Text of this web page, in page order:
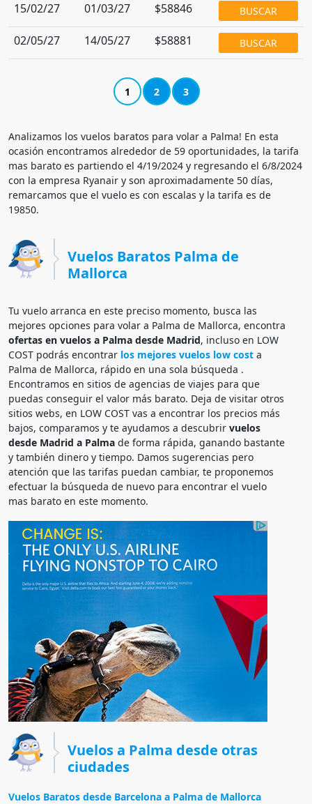
15/02/27 01/03/27 $58846 BUSCAR
02/05/27 14/05/27 $58881 BUSCAR
1 2 3
Analizamos los vuelos baratos para volar a Palma! En esta
ocasión encontramos alrededor de 59 oportunidades, la tarifa
mas barato es partiendo el 4/19/2024 y regresando el 6/8/2024
con la empresa Ryanair y son aproximadamente 50 días,
remarcamos que el vuelo es con escalas y la tarifa es de
19850.
Vuelos Baratos Palma de
Mallorca
Tu vuelo arranca en este preciso momento, busca las
mejores opciones para volar a Palma de Mallorca, encontra
ofertas en vuelos a Palma desde Madrid, incluso en LOW
COST podrás encontrar los mejores vuelos low cost a
Palma de Mallorca, rápido en una sola búsqueda .
Encontramos en sitios de agencias de viajes para que
puedas conseguir el valor más barato. Deja de visitar otros
sitios webs, en LOW COST vas a encontrar los precios más
bajos, comparamos y te ayudamos a descubrir vuelos
desde Madrid a Palma de forma rápida, ganando bastante
y también dinero y tiempo. Damos sugerencias pero
atención que las tarifas puedan cambiar, te proponemos
efectuar la búsqueda de nuevo para encontrar el vuelo
mas barato en este momento.
Vuelos a Palma desde otras
ciudades
Vuelos Baratos desde Barcelona a Palma de Mallorca